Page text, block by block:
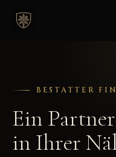
BESTATTER
Ein
in Ihrer